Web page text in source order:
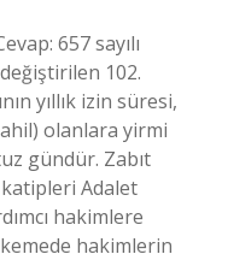
657 sayılı
102.
yıllık izin süresi,
olanlara yirmi
gündür. Zabıt
katipleri Adalet
hakimlere
hakimlerin